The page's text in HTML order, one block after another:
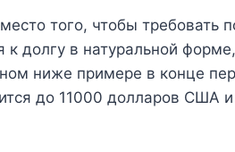
того, чтобы требовать
долгу в натуральной
ниже примере в конце
до 11000 долларов США